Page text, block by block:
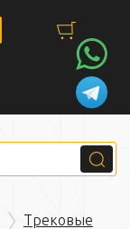
Трековые